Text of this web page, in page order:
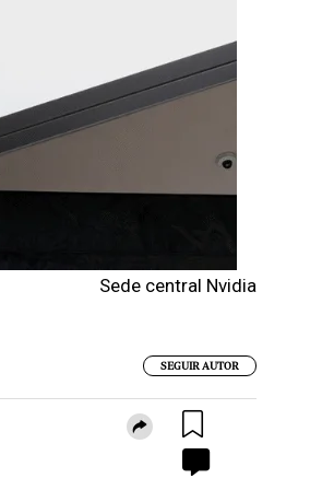
Sede central Nvidia
SEGUIR AUTOR